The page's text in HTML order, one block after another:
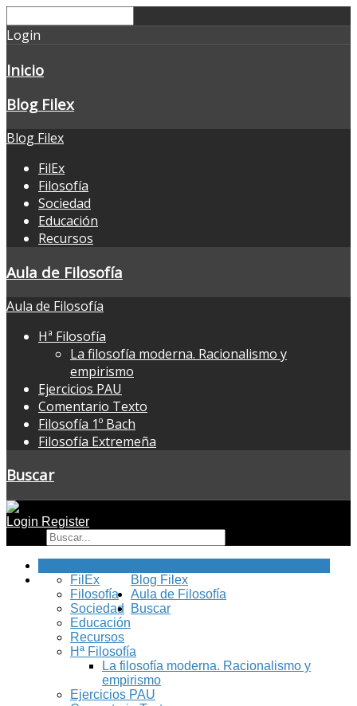
Login
Inicio
Blog Filex
Blog Filex
FilEx
Filosofía
Sociedad
Educación
Recursos
Aula de Filosofía
Aula de Filosofía
Hª Filosofía
La filosofía moderna. Racionalismo y
empirismo
Ejercicios PAU
Comentario Texto
Filosofía 1º Bach
Filosofía Extremeña
Buscar
Login Register
Blog Filex
FilEx
Filosofía
Sociedad
Educación
Recursos
Aula de Filosofía
Hª Filosofía
La filosofía moderna. Racionalismo y
empirismo
Ejercicios PAU
Buscar